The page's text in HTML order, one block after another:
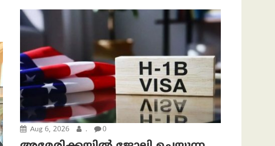
Aug 6, 2026 . 0